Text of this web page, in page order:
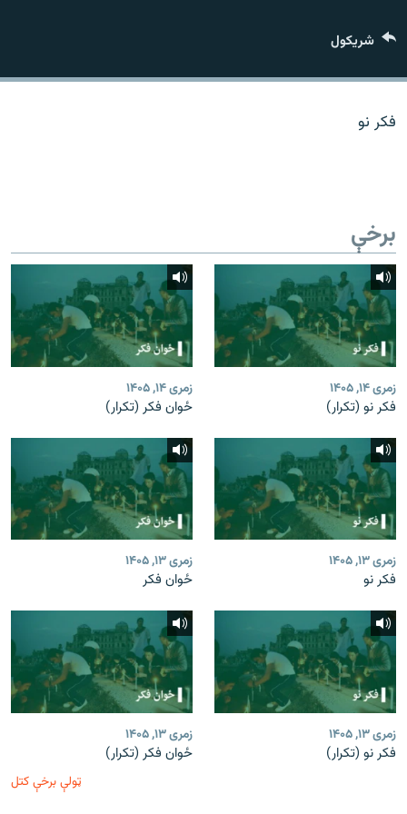
د ازادې اروپا/ ازادي راډيو ټولې پاڼې
شريکول
فکر نو
برخې
زمری ۱۴, ۱۴۰۵
فکر نو (تکرار)
زمری ۱۴, ۱۴۰۵
ځوان فکر (تکرار)
زمری ۱۳, ۱۴۰۵
فکر نو
زمری ۱۳, ۱۴۰۵
ځوان فکر
زمری ۱۳, ۱۴۰۵
فکر نو (تکرار)
زمری ۱۳, ۱۴۰۵
ځوان فکر (تکرار)
ټولې برخې کتل